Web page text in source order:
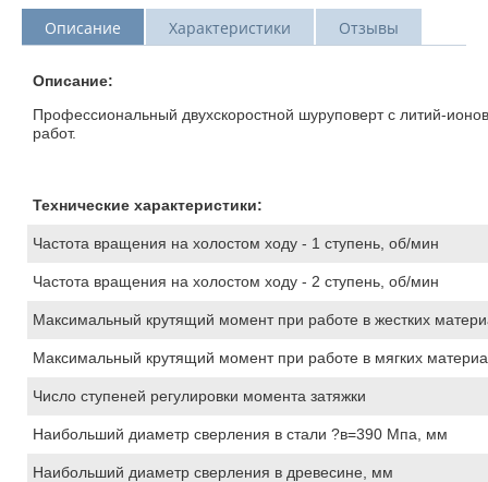
Описание Характеристики Отзывы
Описание:
Профессиональный двухскоростной шуруповерт с литий-
работ.
Технические характеристики:
Частота вращения на холостом ходу - 1 ступень, об/мин
Частота вращения на холостом ходу - 2 ступень, об/мин
Максимальный крутящий момент при работе в жестких
Максимальный крутящий момент при работе в мягких
Число ступеней регулировки момента затяжки
Наибольший диаметр сверления в стали ?в=390 Мпа, мм
Наибольший диаметр сверления в древесине, мм